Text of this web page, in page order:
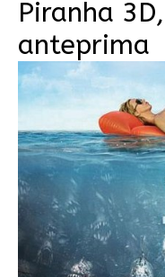
Piranha
anteprima